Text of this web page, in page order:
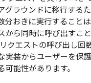
グラウンドに移行する
分おきに実行すること
から同時に呼び出すこ
クエストの呼び出し回
実装からユーザーを保
能性があります。